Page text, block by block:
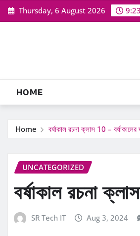
Skip
to
Thursday, 6 August 2026
HOME
Home বর্ষাকাল রচনা ক্লাস 10 – বর্ষাকালের
UNCATEGORIZED
বর্ষাকাল রচনা
SR Tech IT Aug 3, 2024